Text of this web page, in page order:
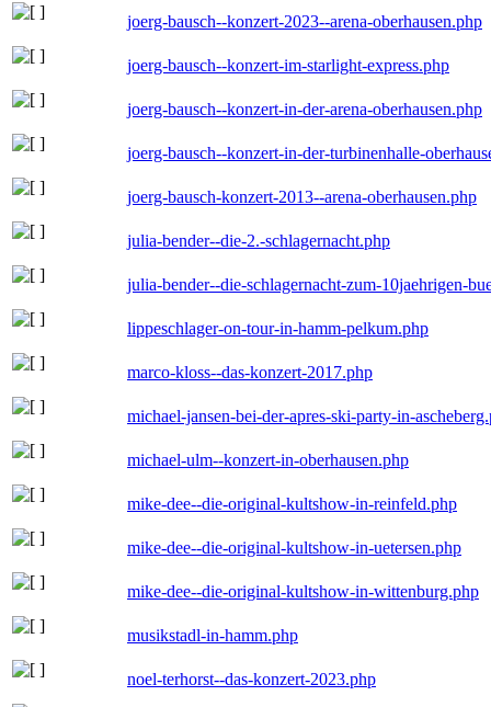
joerg-bausch--konzert-2023--arena-oberhausen.php
joerg-bausch--konzert-im-starlight-express.php
joerg-bausch--konzert-in-der-arena-oberhausen.php
joerg-bausch--konzert-in-der-turbinenhalle-
joerg-bausch-konzert-2013--arena-oberhausen.php
julia-bender--die-2.-schlagernacht.php
julia-bender--die-schlagernacht-zum-10jaehrigen-
lippeschlager-on-tour-in-hamm-pelkum.php
marco-kloss--das-konzert-2017.php
michael-jansen-bei-der-apres-ski-party-in-
michael-ulm--konzert-in-oberhausen.php
mike-dee--die-original-kultshow-in-reinfeld.php
mike-dee--die-original-kultshow-in-uetersen.php
mike-dee--die-original-kultshow-in-wittenburg.php
musikstadl-in-hamm.php
noel-terhorst--das-konzert-2023.php